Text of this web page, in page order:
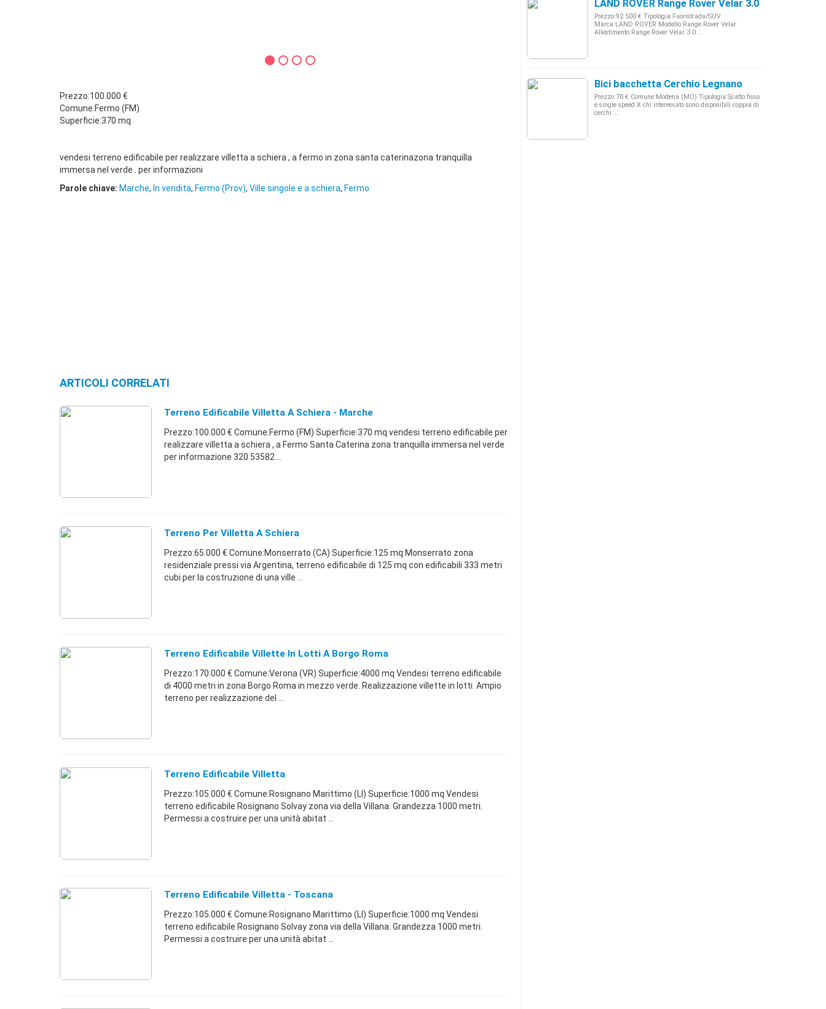
Prezzo:100.000 €
Comune:Fermo (FM)
Superficie:370 mq
vendesi terreno edificabile per realizzare villetta a schiera , a fermo in zona santa caterinazona tranquilla
immersa nel verde . per informazioni
Parole chiave: Marche, In vendita, Fermo (Prov), Ville singole e a schiera, Fermo
ARTICOLI CORRELATI
Terreno Edificabile Villetta A Schiera - Marche
Prezzo:100.000 € Comune:Fermo (FM) Superficie:370 mq vendesi terreno edificabile per
realizzare villetta a schiera , a Fermo Santa Caterina zona tranquilla immersa nel verde
per informazione 320 53582 ...
Terreno Per Villetta A Schiera
Prezzo:65.000 € Comune:Monserrato (CA) Superficie:125 mq Monserrato zona
residenziale pressi via Argentina, terreno edificabile di 125 mq con edificabili 333 metri
cubi per la costruzione di una ville ...
Terreno Edificabile Villette In Lotti A Borgo Roma
Prezzo:170.000 € Comune:Verona (VR) Superficie:4000 mq Vendesi terreno edificabile
di 4000 metri in zona Borgo Roma in mezzo verde. Realizzazione villette in lotti. Ampio
terreno per realizzazione del ...
Terreno Edificabile Villetta
Prezzo:105.000 € Comune:Rosignano Marittimo (LI) Superficie:1000 mq Vendesi
terreno edificabile Rosignano Solvay zona via della Villana. Grandezza 1000 metri.
Permessi a costruire per una unità abitat ...
Terreno Edificabile Villetta - Toscana
Prezzo:105.000 € Comune:Rosignano Marittimo (LI) Superficie:1000 mq Vendesi
terreno edificabile Rosignano Solvay zona via della Villana. Grandezza 1000 metri.
Permessi a costruire per una unità abitat ...
LAND ROVER Range Rover Velar 3.0 V6 SD6 300
Prezzo:92.500 € Tipologia:Fuoristrada/SUV
Marca:LAND ROVER Modello:Range Rover Velar
Allestimento:Range Rover Velar 3.0 ...
Bici bacchetta Cerchio Legnano
Prezzo:70 € Comune:Modena (MO) Tipologia:Scatto fisso
e single speed X chi interessato sono disponibili coppia di
cerchi ...